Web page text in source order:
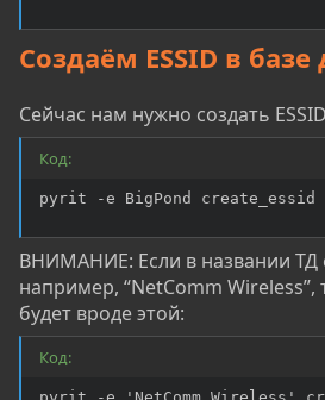
Создаём ESSID в
Сейчас нам нужно создать
Код:
pyrit -e BigPond create_essid
ВНИМАНИЕ: Если в названии ТД
например, “NetComm
будет вроде этой:
Код: